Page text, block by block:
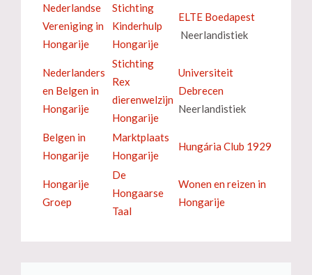
Nederlandse
Vereniging in
Hongarije
Stichting
Kinderhulp
Hongarije
ELTE Boedapest
Neerlandistiek
Nederlanders
en Belgen in
Hongarije
Stichting
Rex
dierenwelzijn
Hongarije
Universiteit
Debrecen
Neerlandistiek
Belgen in
Hongarije
Marktplaats
Hongarije
Hungária Club 1929
Hongarije
Groep
De
Hongaarse
Taal
Wonen en reizen in
Hongarije